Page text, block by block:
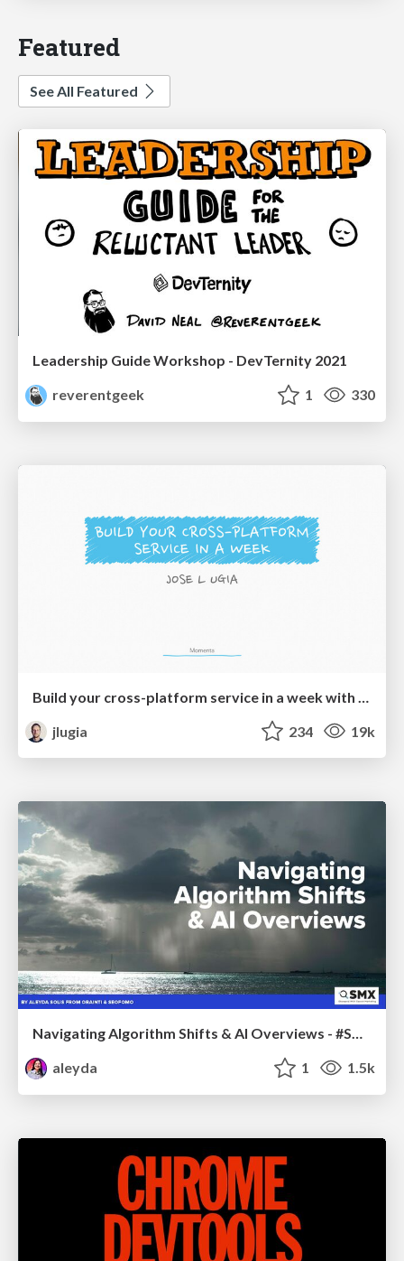
Featured
See All Featured
Leadership Guide Workshop - DevTernity 2021
reverentgeek
1 330
jlugia
234 19k
Navigating Algorithm Shifts & AI Overviews - #SMXNext
aleyda
1 1.5k